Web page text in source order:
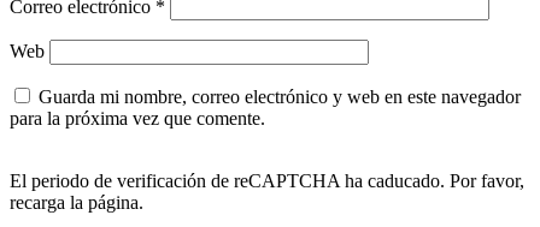
Correo electrónico *
Web
Guarda mi nombre, correo electrónico y web en este navegador
para la próxima vez que comente.
El periodo de verificación de reCAPTCHA ha caducado. Por favor,
recarga la página.